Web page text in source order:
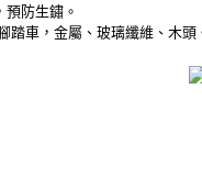
防生鏽。
踏車，金屬、玻璃纖維、木頭